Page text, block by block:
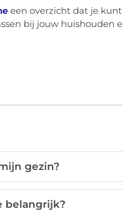
een overzicht dat je kunt
bij jouw huishouden
gezin?
belangrijk?